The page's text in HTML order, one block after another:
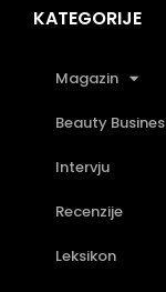
KATEGORIJE
Magazin
Beauty
Intervju
Recenzije
Leksikon